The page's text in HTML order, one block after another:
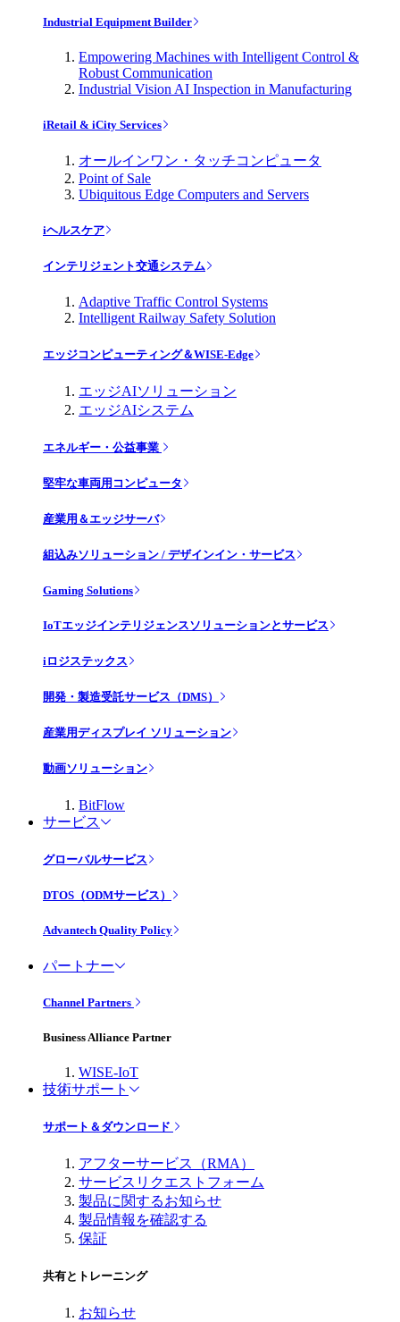
Industrial Equipment Builder
Empowering Machines with Intelligent Control &
Robust Communication
Industrial Vision AI Inspection in Manufacturing
iRetail & iCity Services
オールインワン・タッチコンピュータ
Point of Sale
Ubiquitous Edge Computers and Servers
iヘルスケア
インテリジェント交通システム
Adaptive Traffic Control Systems
Intelligent Railway Safety Solution
エッジコンピューティング＆WISE-Edge
エッジAIソリューション
エッジAIシステム
エネルギー・公益事業
堅牢な車両用コンピュータ
産業用＆エッジサーバ
組込みソリューション / デザインイン・サービス
Gaming Solutions
IoTエッジインテリジェンスソリューションとサービス
iロジステックス
開発・製造受託サービス（DMS）
産業用ディスプレイ ソリューション
動画ソリューション
BitFlow
サービス
グローバルサービス
DTOS（ODMサービス）
Advantech Quality Policy
パートナー
Channel Partners
Business Alliance Partner
WISE-IoT
技術サポート
サポート＆ダウンロード
アフターサービス（RMA）
サービスリクエストフォーム
製品に関するお知らせ
製品情報を確認する
保証
共有とトレーニング
お知らせ